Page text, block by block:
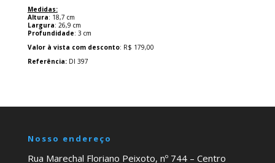
Medidas:
Altura: 18,7 cm
Largura: 26,9 cm
Profundidade: 3 cm
Valor à vista com desconto: R$ 179,00
Referência:DI 397
Nosso endereço
Rua Marechal Floriano Peixoto, nº 744 – Centro